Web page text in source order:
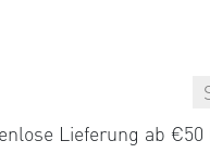
Lieferung ab €50